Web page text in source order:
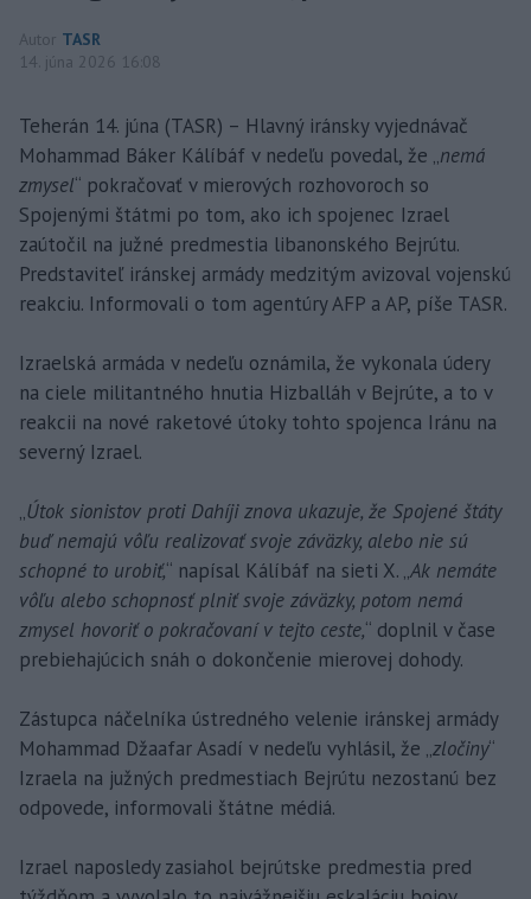
Autor TASR
14. júna 2026 16:08
Teherán 14. júna (TASR) – Hlavný iránsky vyjednávač
Mohammad Báker Kálíbáf v nedeľu povedal, že „nemá
zmysel“ pokračovať v mierových rozhovoroch so
Spojenými štátmi po tom, ako ich spojenec Izrael
zaútočil na južné predmestia libanonského Bejrútu.
Predstaviteľ iránskej armády medzitým avizoval vojenskú
reakciu. Informovali o tom agentúry AFP a AP, píše TASR.
Izraelská armáda v nedeľu oznámila, že vykonala údery
na ciele militantného hnutia Hizballáh v Bejrúte, a to v
reakcii na nové raketové útoky tohto spojenca Iránu na
severný Izrael.
„Útok sionistov proti Dahíji znova ukazuje, že Spojené štáty
buď nemajú vôľu realizovať svoje záväzky, alebo nie sú
schopné to urobiť,“ napísal Kálíbáf na sieti X. „Ak nemáte
vôľu alebo schopnosť plniť svoje záväzky, potom nemá
zmysel hovoriť o pokračovaní v tejto ceste,“ doplnil v čase
prebiehajúcich snáh o dokončenie mierovej dohody.
Zástupca náčelníka ústredného velenie iránskej armády
Mohammad Džaafar Asadí v nedeľu vyhlásil, že „zločiny“
Izraela na južných predmestiach Bejrútu nezostanú bez
odpovede, informovali štátne médiá.
Izrael naposledy zasiahol bejrútske predmestia pred